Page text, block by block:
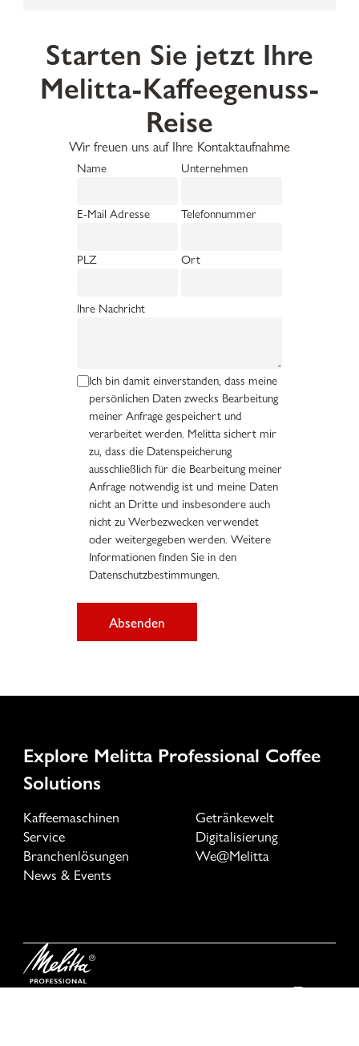
Starten Sie jetzt Ihre
Melitta-Kaffeegenuss-
Reise
Wir freuen uns auf Ihre Kontaktaufnahme
Name Unternehmen
E-Mail Adresse Telefonnummer
PLZ Ort
Ihre Nachricht
Ich bin damit einverstanden, dass meine
persönlichen Daten zwecks Bearbeitung
meiner Anfrage gespeichert und
verarbeitet werden. Melitta sichert mir
zu, dass die Datenspeicherung
ausschließlich für die Bearbeitung meiner
Anfrage notwendig ist und meine Daten
nicht an Dritte und insbesondere auch
nicht zu Werbezwecken verwendet
oder weitergegeben werden. Weitere
Informationen finden Sie in den
Datenschutzbestimmungen.
Absenden
Explore Melitta Professional Coffee
Solutions
Kaffeemaschinen
Getränkewelt
Service
Digitalisierung
Branchenlösungen
We@Melitta
News & Events